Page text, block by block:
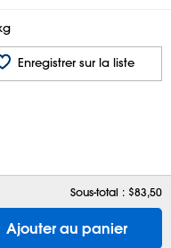
Enregistrer sur la liste
Sous-total : $83,50
Ajouter au panier